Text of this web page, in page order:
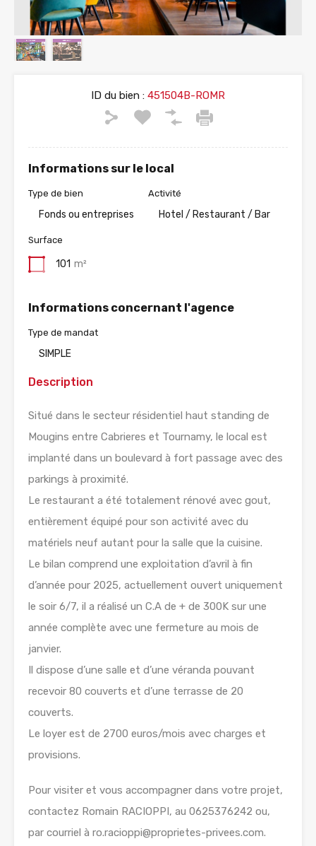
ID du bien : 451504B-ROMR
Informations sur le local
Type de bien
Fonds ou entreprises
Activité
Hotel / Restaurant / Bar
Surface
101 m²
Informations concernant l'agence
Type de mandat
SIMPLE
Description
Situé dans le secteur résidentiel haut standing de
Mougins entre Cabrieres et Tournamy, le local est
implanté dans un boulevard à fort passage avec des
parkings à proximité.
Le restaurant a été totalement rénové avec gout,
entièrement équipé pour son activité avec du
matériels neuf autant pour la salle que la cuisine.
Le bilan comprend une exploitation d’avril à fin
d’année pour 2025, actuellement ouvert uniquement
le soir 6/7, il a réalisé un C.A de + de 300K sur une
année complète avec une fermeture au mois de
janvier.
Il dispose d’une salle et d’une véranda pouvant
recevoir 80 couverts et d’une terrasse de 20
couverts.
Le loyer est de 2700 euros/mois avec charges et
provisions.
Pour visiter et vous accompagner dans votre projet,
contactez Romain RACIOPPI, au 0625376242 ou,
par courriel à ro.racioppi@proprietes-privees.com.